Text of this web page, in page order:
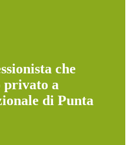
che
privato a
di Punta